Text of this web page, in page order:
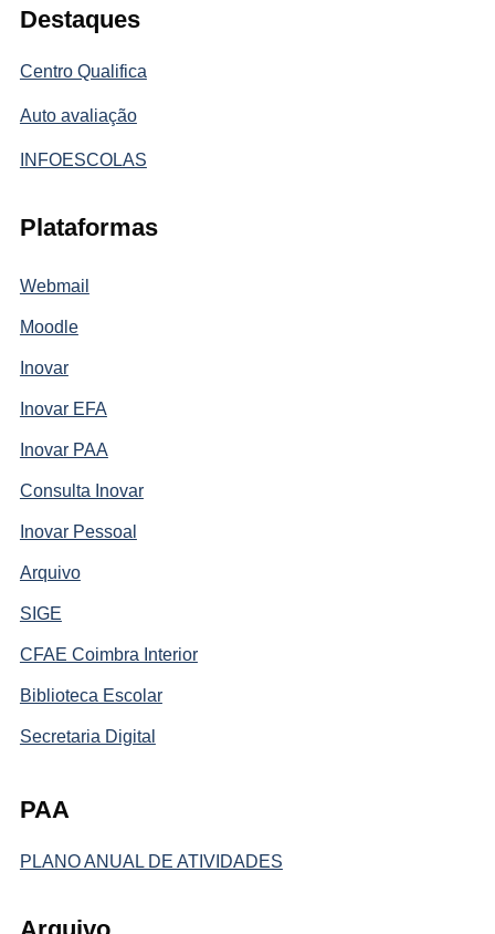
Destaques
Centro Qualifica
Auto avaliação
INFOESCOLAS
Plataformas
Webmail
Moodle
Inovar
Inovar EFA
Inovar PAA
Consulta Inovar
Inovar Pessoal
Arquivo
SIGE
CFAE Coimbra Interior
Biblioteca Escolar
Secretaria Digital
PAA
PLANO ANUAL DE ATIVIDADES